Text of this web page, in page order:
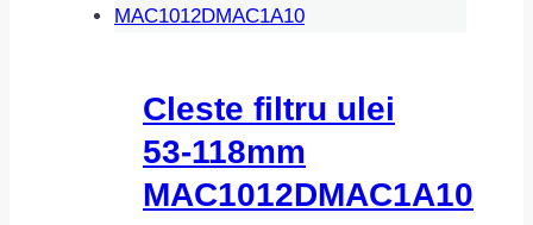
Opțiunile
fi
alese
Cleste filtru ulei
53-118mm
MAC1012DMAC1A10